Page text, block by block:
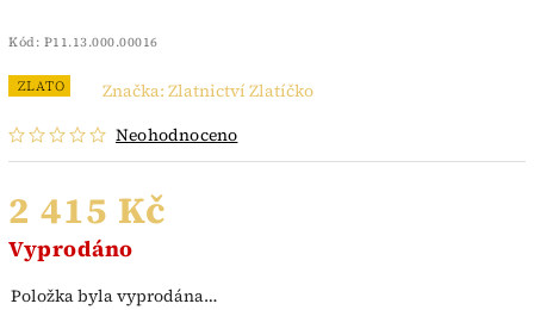
Kód: P11.13.000.00016
ZLATO
Neohodnoceno
Značka: Zlatnictví Zlatíčko
2 415 Kč
Vyprodáno
Položka byla vyprodána…